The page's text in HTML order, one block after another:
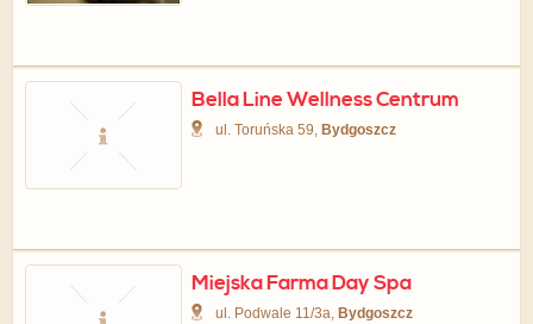
Bella Line Wellness Centrum
ul. Toruńska 59, Bydgoszcz
Miejska Farma Day Spa
ul. Podwale 11/3a, Bydgoszcz